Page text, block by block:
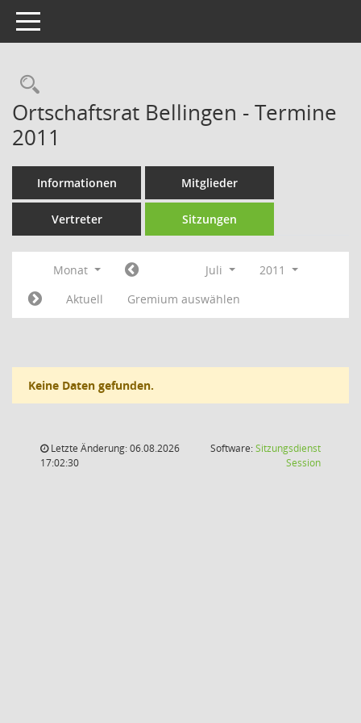
Toggle navigation
Rechercheauswahl
Ortschaftsrat Bellingen - Termine
2011
Informationen Mitglieder
Vertreter Sitzungen
Monat Juli
2011
Aktuell
Gremium auswählen
Keine Daten gefunden.
Letzte Änderung: 06.08.2026
17:02:30
Software:Sitzungsdienst
Session(Wird in